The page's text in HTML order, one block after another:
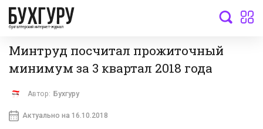
бухгалтерский интернет-журнал
Минтруд посчитал прожиточный
минимум за 3 квартал 2018 года
Автор: Бухгуру
Актуально на 16.10.2018